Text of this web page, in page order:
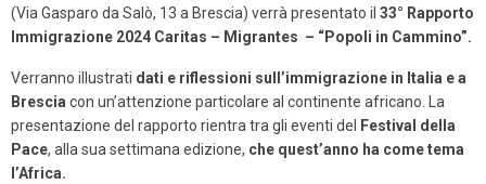
(Via Gasparo da Salò, 13 a Brescia) verrà presentato il 33° Rapporto
Immigrazione 2024 Caritas – Migrantes – “Popoli in Cammino”.
Verranno illustrati dati e riflessioni sull’immigrazione in Italia e a
Brescia con un’attenzione particolare al continente africano. La
presentazione del rapporto rientra tra gli eventi del
Festival della
Pace, alla sua settimana edizione, che quest’anno ha come tema
l’Africa.